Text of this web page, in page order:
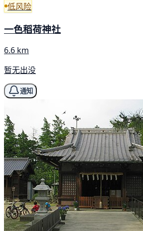
低风险
一色稻荷神社
6.6 km
暂无出没
通知